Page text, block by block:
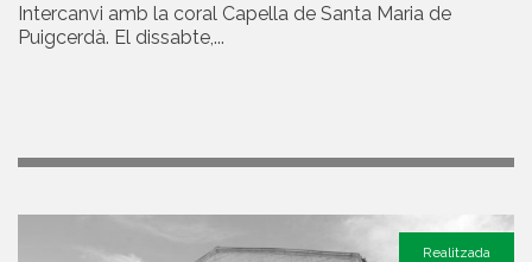
Intercanvi amb la coral Capella de Santa Maria de
Puigcerdà. El dissabte,...
Realitzada